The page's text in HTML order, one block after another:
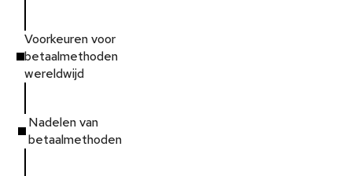
Voorkeuren voor
betaalmethoden
wereldwijd
Nadelen van
betaalmethoden